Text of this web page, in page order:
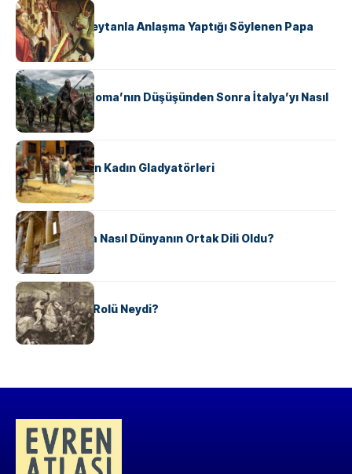
KÜLTÜR
II. Silvester: Şeytanla Anlaşma Yaptığı Söylenen Papa
KÜLTÜR
Ostrogotlar Roma’nın Düşüşünden Sonra İtalya’yı Nasıl
Ele Geçirdi?
KÜLTÜR
Antik Roma’nın Kadın Gladyatörleri
KÜLTÜR
Antik Yunanca Nasıl Dünyanın Ortak Dili Oldu?
KÜLTÜR
Valdensler’in Rolü Neydi?